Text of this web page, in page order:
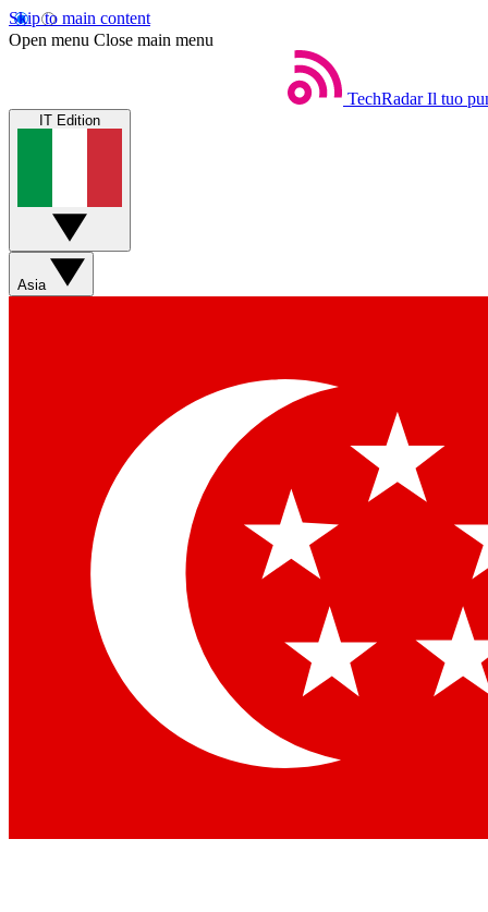
Skip to main content
Open menu Close main menu
TechRadar Il tuo
IT Edition
Asia